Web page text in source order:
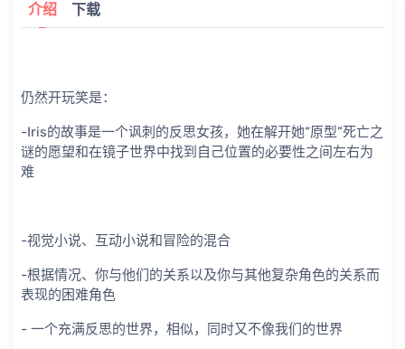
介绍 下载
仍然开玩笑是：
-Iris的故事是一个讽刺的反思女孩，她在解开她“原型”死亡之
谜的愿望和在镜子世界中找到自己位置的必要性之间左右为
难
-视觉小说、互动小说和冒险的混合
-根据情况、你与他们的关系以及你与其他复杂角色的关系而
表现的困难角色
- 一个充满反思的世界，相似，同时又不像我们的世界